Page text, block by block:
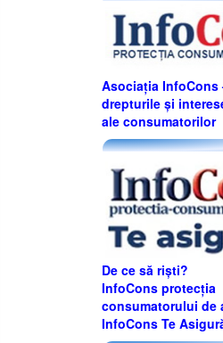
Asociația InfoCons
drepturile și
ale consumatorilor
De ce să riști?
InfoCons protecția
consumatorului de
InfoCons Te